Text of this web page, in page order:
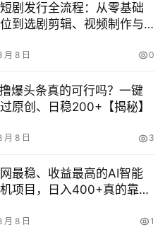
剧发行全流程：从零基础
到选剧剪辑、视频制作与
月 8 日 0
爆头条真的可行吗？一键
原创、日稳200+【揭秘】
月 8 日 3
最稳、收益最高的AI智能
项目，日入400+真的靠谱
月 8 日 1